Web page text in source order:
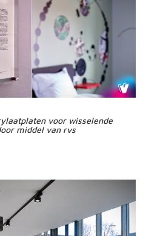
voor wisselende
middel van rvs